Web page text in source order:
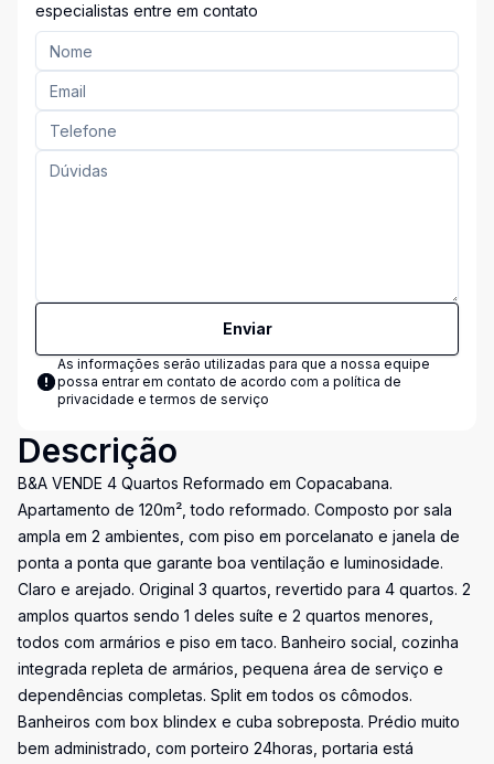
especialistas entre em contato
Enviar
As informações serão utilizadas para que a nossa equipe
possa entrar em contato de acordo com a política de
privacidade e termos de serviço
Descrição
B&A VENDE 4 Quartos Reformado em Copacabana.
Apartamento de 120m², todo reformado. Composto por sala
ampla em 2 ambientes, com piso em porcelanato e janela de
ponta a ponta que garante boa ventilação e luminosidade.
Claro e arejado. Original 3 quartos, revertido para 4 quartos. 2
amplos quartos sendo 1 deles suíte e 2 quartos menores,
todos com armários e piso em taco. Banheiro social, cozinha
integrada repleta de armários, pequena área de serviço e
dependências completas. Split em todos os cômodos.
Banheiros com box blindex e cuba sobreposta. Prédio muito
bem administrado, com porteiro 24horas, portaria está